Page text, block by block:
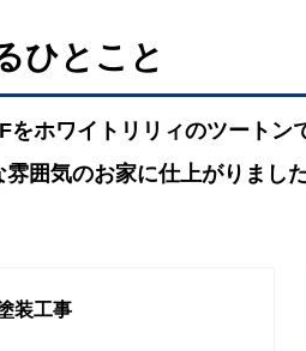
ひとこと
をホワイトリリィのツート
囲気のお家に仕上がりました
装工事